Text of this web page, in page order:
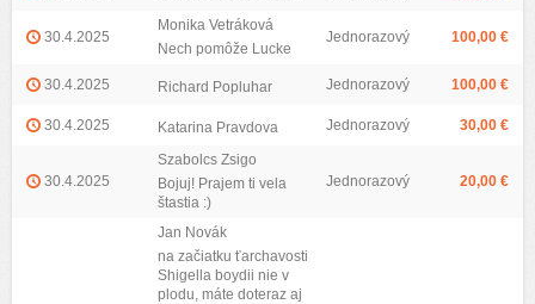
30.4.2025
Monika Vetráková
Nech pomôže Lucke
Jednorazový 100,00 €
30.4.2025 Richard Popluhar Jednorazový 100,00 €
30.4.2025 Katarina Pravdova Jednorazový 30,00 €
30.4.2025
Szabolcs Zsigo
Bojuj! Prajem ti vela
štastia :)
Jednorazový 20,00 €
Jan Novák
na začiatku ťarchavosti
Shigella boydii nie v
plodu, máte doteraz aj